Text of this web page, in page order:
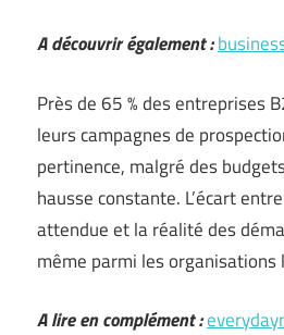
A découvrir également :
Près de 65 % des entreprises
leurs campagnes de
pertinence, malgré des
hausse constante. L’écart
attendue et la réalité des
même parmi les
A lire en complément :